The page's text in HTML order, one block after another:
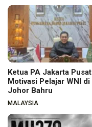
Ketua PA Jakarta Pusat
Motivasi Pelajar WNI di
Johor Bahru
MALAYSIA